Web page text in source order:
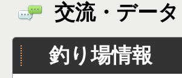
交流・データ
釣り場情報